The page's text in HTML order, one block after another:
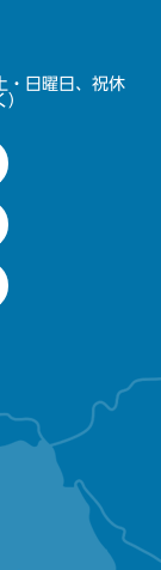
・日曜日、祝休